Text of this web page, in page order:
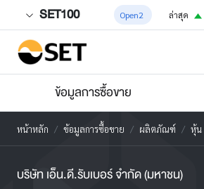
SET100 Open2 ล่าสุด
ข้อมูลการซื้อขาย
หน้าหลัก ข้อมูลการซื้อขาย ผลิตภัณฑ์ หุ้น
บริษัท เอ็น.ดี.รับเบอร์ จำกัด (มหาชน)